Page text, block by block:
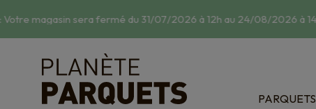
magasin sera fermé du 31/07/2026 à 12h au 24/08/2026 à
PARQUETS